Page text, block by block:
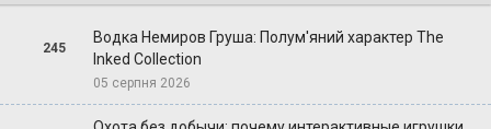
245
Водка Немиров Груша: Полум'яний характер The
Inked Collection
05 серпня 2026